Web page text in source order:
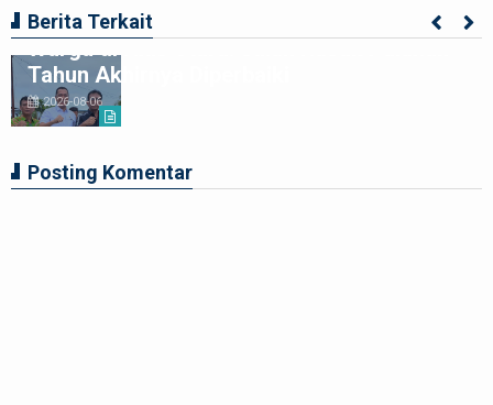
Berita Terkait
Kolaborasi Apik Gubsu-DPRD Sumut-
Tahun Akhirnya Diperbaiki
2026-08-06
Posting Komentar